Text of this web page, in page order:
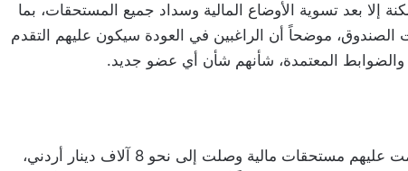
إلا بعد تسوية الأوضاع المالية وسداد جميع المستحقات، بما
موضحاً أن الراغبين في العودة سيكون عليهم التقدم
المعتمدة، شأنهم شأن أي عضو جديد.
وكشف الجراح أن بعض الفنانين تراكمت عليهم مستحقات مالية وصلت إلى نحو 8 آلاف دينار أردني،